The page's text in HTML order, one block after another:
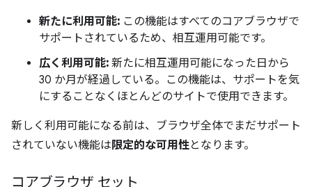
新たに利用可能: この機能はすべてのコアブラウザで
サポートされているため、相互運用可能です。
広く利用可能: 新たに相互運用可能になった日から
30 か月が経過している。この機能は、サポートを気
にすることなくほとんどのサイトで使用できます。
新しく利用可能になる前は、ブラウザ全体でまだサポート
されていない機能は 限定的な可用性となります。
コアブラウザ セット